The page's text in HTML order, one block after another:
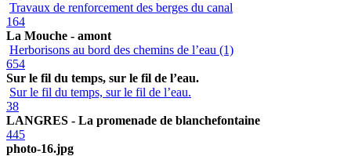
Travaux de renforcement des berges du canal
164
La Mouche - amont
Herborisons au bord des chemins de l’eau (1)
654
Sur le fil du temps, sur le fil de l’eau.
Sur le fil du temps, sur le fil de l’eau.
38
LANGRES - La promenade de blanchefontaine
445
photo-16.jpg